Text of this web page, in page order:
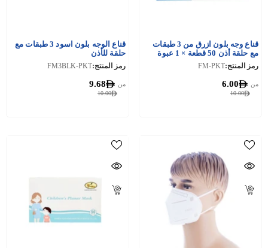
قناع وجه بلون ازرق من 3 طبقات
مع حلقة أذن 50 قطعة × 1 عبوة
رمز المنتج:FM-PKT
10.00
من 6.00
قناع الوجه بلون اسود 3 طبقات مع
حلقة للأذن
رمز المنتج:FM3BLK-PKT
10.00
من 9.68